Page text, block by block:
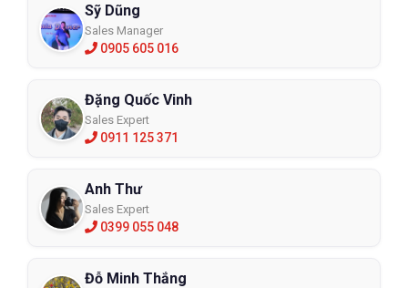
Sỹ Dũng
Sales Manager
0905 605 016
Đặng Quốc Vinh
Sales Expert
0911 125 371
Anh Thư
Sales Expert
0399 055 048
Đỗ Minh Thắng